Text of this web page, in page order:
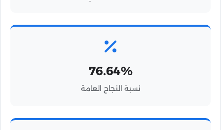
76.64%
نسبة النجاح العامة